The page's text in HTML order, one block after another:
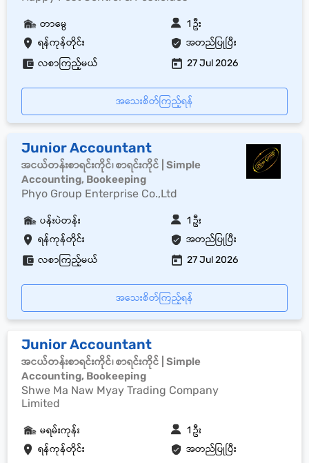
ရန်ကုန်တိုင်း အတည်ပြုပြီး
တာမွေ 1 ဦး
လစာကြည့်မယ် 27 Jul 2026
အသေးစိတ်ကြည့်ရန်
Junior Accountant
အငယ်တန်းစာရင်းကိုင်၊ စာရင်းကိုင် | Simple
Accounting, Bookeeping
Phyo Group Enterprise Co.,Ltd
ရန်ကုန်တိုင်း အတည်ပြုပြီး
ပန်းပဲတန်း 1 ဦး
လစာကြည့်မယ် 27 Jul 2026
အသေးစိတ်ကြည့်ရန်
Junior Accountant
အငယ်တန်းစာရင်းကိုင်၊ စာရင်းကိုင် | Simple
Accounting, Bookeeping
Shwe Ma Naw Myay Trading Company
Limited
ရန်ကုန်တိုင်း အတည်ပြုပြီး
မရမ်းကုန်း 1 ဦး